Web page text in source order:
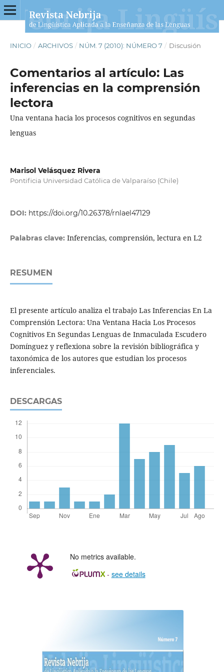
INICIO / ARCHIVOS / NÚM. 7 (2010): NÚMERO 7 / Discusión
Comentarios al artículo: Las
inferencias en la comprensión
lectora
Una ventana hacia los procesos cognitivos en segundas
lenguas
Marisol Velásquez Rivera
Pontificia Universidad Católica de Valparaíso (Chile)
DOI: https://doi.org/10.26378/rnlael47129
Palabras clave: Inferencias, comprensión, lectura en L2
RESUMEN
El presente artículo analiza el trabajo Las Inferencias En La
Comprensión Lectora: Una Ventana Hacia Los Procesos
Cognitivos En Segundas Lenguas de Inmaculada Escudero
Domínguez y reflexiona sobre la revisión bibliográfica y
taxonómica de los autores que estudian los procesos
inferenciales.
DESCARGAS
No metrics available.
- see details